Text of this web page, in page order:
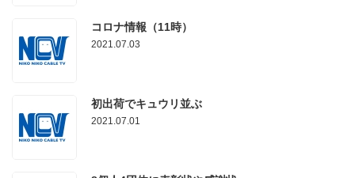
コロナ情報（11時）
2021.07.03
初出荷でキュウリ並ぶ
2021.07.01